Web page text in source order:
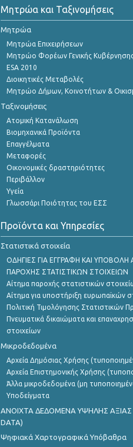
Μητρώα και Ταξινομήσεις
Μητρώα
Μητρώα Επιχειρήσεων
Μητρώο Φορέων Γενικής
ESA 2010
Διοικητικές Μεταβολές
Μητρώο Δήμων, Κοινοτήτων &
Ταξινομήσεις
Ατομική Κατανάλωση
Βιομηχανικά Προϊόντα
Επαγγέλματα
Μεταφορές
Οικονομικές δραστηριότητες
Περιβάλλον
Υγεία
Γλωσσάρι Ποιότητας του ΕΣΣ
Προϊόντα και Υπηρεσίες
Στατιστικά στοιχεία
ΟΔΗΓΙΕΣ ΓΙΑ ΕΓΓΡΑΦΗ ΚΑΙ ΥΠΟΒΟΛΗ
ΠΑΡΟΧΗΣ ΣΤΑΤΙΣΤΙΚΩΝ ΣΤΟΙΧΕΙΩΝ
Αίτημα παροχής στατιστικών
Αίτημα για υποστήριξη ευρωπαϊκών
Πολιτική Τιμολόγησης Στατιστικών
Πνευματικά δικαιώματα και
στοιχείων
Μικροδεδομένα
Αρχεία Δημόσιας Χρήσης
Αρχεία Επιστημονικής Χρήσης
Άλλα μικροδεδομένα (μη
Υποδείγματα
ANOIXTA ΔΕΔΟΜΕΝΑ ΥΨΗΛΗΣ ΑΞΙΑΣ
DATA)
Ψηφιακά Χαρτογραφικά Υπόβαθρα